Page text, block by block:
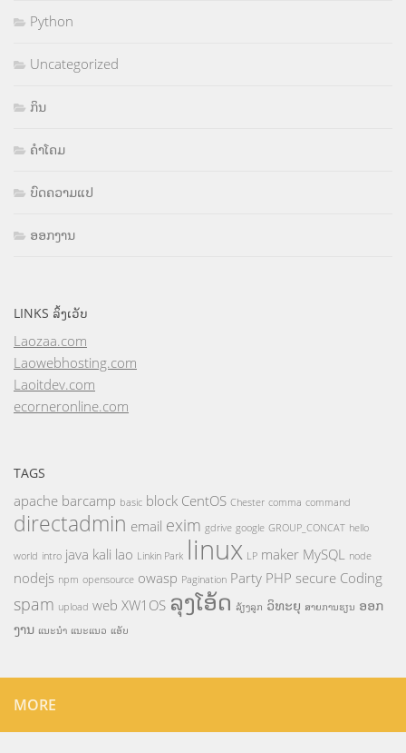
Python
Uncategorized
ກິນ
ຄຳໂຄມ
ບົດຄວາມແປ
ອອກງານ
LINKS ລິ້ງເວັບ
Laozaa.com
Laowebhosting.com
Laoitdev.com
ecorneronline.com
TAGS
apache barcamp basic block CentOS Chester comma command
directadmin email exim gdrive google GROUP_CONCAT hello
world intro java kali lao Linkin Park linux LP maker MySQL node
nodejs npm opensource owasp Pagination Party PHP secure Coding
spam upload web XW1OS ລຸງໂອ້ດ ລ້ຽງລູກ ວິທະຍຸ ສາຍການຮຽນ ອອກ
ງານ ແນະນຳ ແນະແນວ ແອັບ
MORE